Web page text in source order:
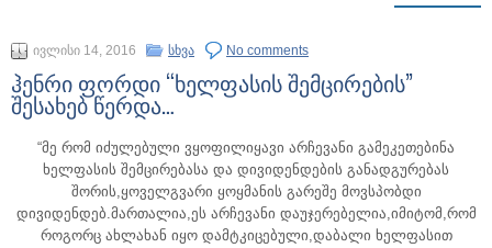
ივლისი 14, 2016 სხვა No comments
ჰენრი ფორდი “ხელფასის შემცირების”
შესახებ წერდა…
“მე რომ იძულებული ვყოფილიყავი არჩევანი გამეკეთებინა
ხელფასის შემცირებასა და დივიდენდების განადგურებას
შორის,ყოველგვარი ყოყმანის გარეშე მოვსპობდი
დივიდენდებ.მართალია,ეს არჩევანი დაუჯერებელია,იმიტომ,რომ
როგორც ახლახან იყო დამტკიცებული,დაბალი ხელფასით